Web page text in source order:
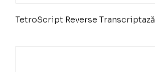
TetroScript Reverse Transcriptază